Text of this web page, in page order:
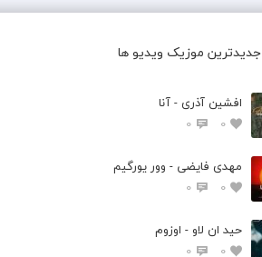
جدیدترین موزیک ویدیو ها
افشین آذری - آنا
0
0
مهدی فایضی - وور یورگیم
0
0
حید ان لاو - اوزوم
0
0